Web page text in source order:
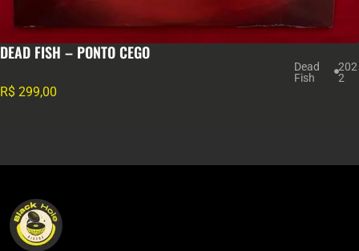
DEAD FISH – PONTO CEGO
Dead
Fish
202
2
R$ 299,00